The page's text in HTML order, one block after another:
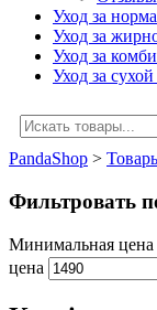
Уход за
Уход за
Уход за
Уход за
PandaShop >
Фильтровать
Минимальная цена
цена